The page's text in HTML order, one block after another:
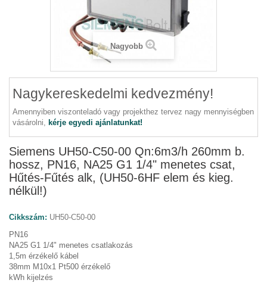
Nagyobb
Nagykereskedelmi kedvezmény!
Amennyiben viszonteladó vagy projekthez tervez nagy mennyiségben
vásárolni, kérje egyedi ajánlatunkat!
Siemens UH50-C50-00 Qn:6m3/h 260mm b.
hossz, PN16, NA25 G1 1/4" menetes csat,
Hűtés-Fűtés alk, (UH50-6HF elem és kieg.
nélkül!)
Cikkszám: UH50-C50-00
PN16
NA25 G1 1/4" menetes csatlakozás
1,5m érzékelő kábel
38mm M10x1 Pt500 érzékelő
kWh kijelzés